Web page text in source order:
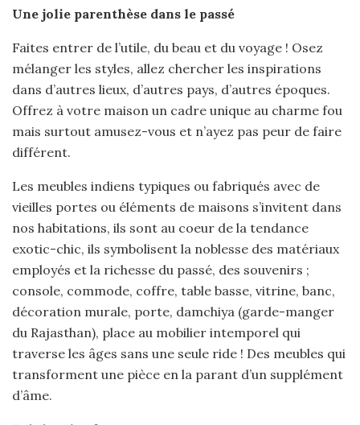
Une jolie parenthèse dans le passé
Faites entrer de l’utile, du beau et du voyage ! Osez
mélanger les styles, allez chercher les inspirations
dans d’autres lieux, d’autres pays, d’autres époques.
Offrez à votre maison un cadre unique au charme fou
mais surtout amusez-vous et n’ayez pas peur de faire
différent.
Les meubles indiens typiques ou fabriqués avec de
vieilles portes ou éléments de maisons s’invitent dans
nos habitations, ils sont au coeur de la tendance
exotic-chic, ils symbolisent la noblesse des matériaux
employés et la richesse du passé, des souvenirs ;
console, commode, coffre, table basse, vitrine, banc,
décoration murale, porte, damchiya (garde-manger
du Rajasthan), place au mobilier intemporel qui
traverse les âges sans une seule ride ! Des meubles qui
transforment une pièce en la parant d’un supplément
d’âme.